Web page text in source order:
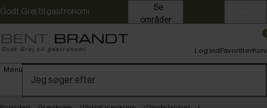
Godt Grej til gastronomi
områder
Menu
Log indFavoritterKurv